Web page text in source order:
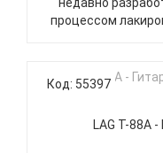
процессом
Код: 55397
LAG T-88A